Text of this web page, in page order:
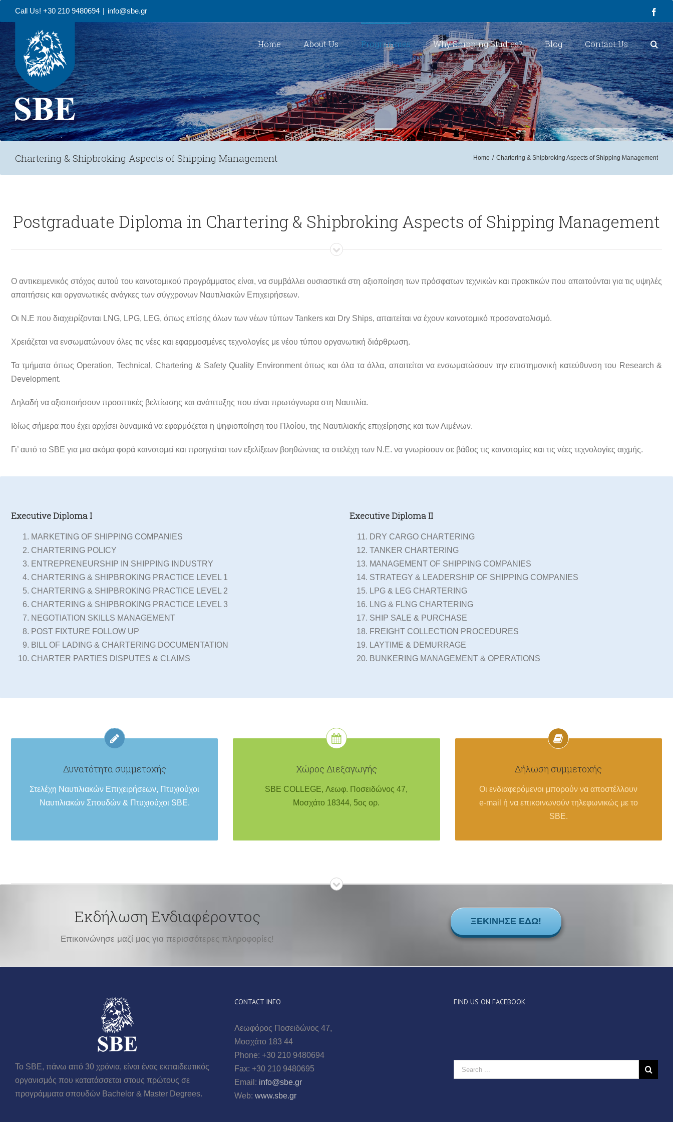
Call Us! +30 210 9480694 | info@sbe.gr
Home About Us Programmes Why Shipping Studies? Blog Contact Us
Chartering & Shipbroking Aspects of Shipping Management Home / Chartering & Shipbroking Aspects of Shipping Management
Postgraduate Diploma in Chartering & Shipbroking Aspects of Shipping Management
Ο αντικειμενικός στόχος αυτού του καινοτομικού προγράμματος είναι, να συμβάλλει ουσιαστικά στη αξιοποίηση των πρόσφατων τεχνικών και πρακτικών που απαιτούνται για τις υψηλές
απαιτήσεις και οργανωτικές ανάγκες των σύγχρονων Ναυτιλιακών Επιχειρήσεων.
Οι Ν.Ε που διαχειρίζονται LNG, LPG, LEG, όπως επίσης όλων των νέων τύπων Tankers και Dry Ships, απαιτείται να έχουν καινοτομικό προσανατολισμό.
Χρειάζεται να ενσωματώνουν όλες τις νέες και εφαρμοσμένες τεχνολογίες με νέου τύπου οργανωτική διάρθρωση.
Τα τμήματα όπως Operation, Technical, Chartering & Safety Quality Environment όπως και όλα τα άλλα, απαιτείται να ενσωματώσουν την επιστημονική κατεύθυνση του Research &
Development.
Δηλαδή να αξιοποιήσουν προοπτικές βελτίωσης και ανάπτυξης που είναι πρωτόγνωρα στη Ναυτιλία.
Ιδίως σήμερα που έχει αρχίσει δυναμικά να εφαρμόζεται η ψηφιοποίηση του Πλοίου, της Ναυτιλιακής επιχείρησης και των Λιμένων.
Γι’ αυτό το SBE για μια ακόμα φορά καινοτομεί και προηγείται των εξελίξεων βοηθώντας τα στελέχη των Ν.Ε. να γνωρίσουν σε βάθος τις καινοτομίες και τις νέες τεχνολογίες αιχμής.
Executive Diploma I
MARKETING OF SHIPPING COMPANIES
CHARTERING POLICY
ENTREPRENEURSHIP IN SHIPPING INDUSTRY
CHARTERING & SHIPBROKING PRACTICE LEVEL 1
CHARTERING & SHIPBROKING PRACTICE LEVEL 2
CHARTERING & SHIPBROKING PRACTICE LEVEL 3
NEGOTIATION SKILLS MANAGEMENT
POST FIXTURE FOLLOW UP
BILL OF LADING & CHARTERING DOCUMENTATION
CHARTER PARTIES DISPUTES & CLAIMS
Executive Diploma II
DRY CARGO CHARTERING
TANKER CHARTERING
MANAGEMENT OF SHIPPING COMPANIES
STRATEGY & LEADERSHIP OF SHIPPING COMPANIES
LPG & LEG CHARTERING
LNG & FLNG CHARTERING
SHIP SALE & PURCHASE
FREIGHT COLLECTION PROCEDURES
LAYTIME & DEMURRAGE
BUNKERING MANAGEMENT & OPERATIONS
Δυνατότητα συμμετοχής
Στελέχη Ναυτιλιακών Επιχειρήσεων, Πτυχιούχοι
Ναυτιλιακών Σπουδών & Πτυχιούχοι SBE.
Χώρος Διεξαγωγής
SBE COLLEGE, Λεωφ. Ποσειδώνος 47,
Μοσχάτο 18344, 5ος ορ.
Δήλωση συμμετοχής
Οι ενδιαφερόμενοι μπορούν να αποστέλλουν
e-mail ή να επικοινωνούν τηλεφωνικώς με το
SBE.
Εκδήλωση Ενδιαφέροντος
Επικοινώνησε μαζί μας για περισσότερες πληροφορίες!
ΞΕΚΊΝΗΣΕ ΕΔΏ!
Το SBE, πάνω από 30 χρόνια, είναι ένας εκπαιδευτικός
οργανισμός που κατατάσσεται στους πρώτους σε
προγράμματα σπουδών Βachelor & Master Degrees.
CONTACT INFO
Λεωφόρος Ποσειδώνος 47,
Μοσχάτο 183 44
Phone: +30 210 9480694
Fax: +30 210 9480695
Email: info@sbe.gr
Web: www.sbe.gr
FIND US ON FACEBOOK